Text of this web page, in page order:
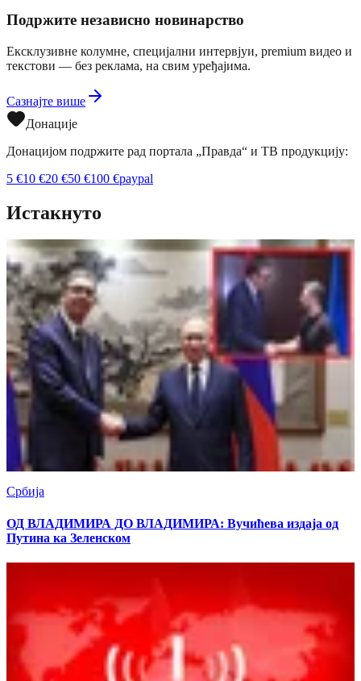
Подржите независно новинарство
Ексклузивне колумне, специјални интервјуи, premium видео и
текстови — без реклама, на свим уређајима.
Сазнајте више
Донације
Донацијом подржите рад портала „Правда“ и ТВ продукцију:
5 €10 €20 €50 €100 €paypal
Истакнуто
Србија
ОД ВЛАДИМИРА ДО ВЛАДИМИРА: Вучићева издаја од
Путина ка Зеленском